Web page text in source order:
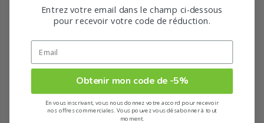
Entrez votre email dans le champ ci-dessous
pour recevoir votre code de réduction.
Obtenir mon code de -5%
En vous inscrivant, vous nous donnez votre accord pour recevoir
nos offres commerciales. Vous pouvez vous désabonner à tout
moment.